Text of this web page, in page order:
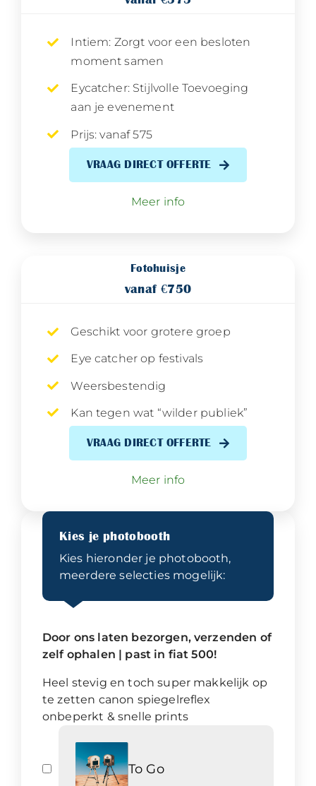
Intiem: Zorgt voor een besloten
moment samen
Eycatcher: Stijlvolle Toevoeging
aan je evenement
Prijs: vanaf 575
VRAAG DIRECT OFFERTE
Meer info
Fotohuisje
vanaf €750
Geschikt voor grotere groep
Eye catcher op festivals
Weersbestendig
Kan tegen wat “wilder publiek”
VRAAG DIRECT OFFERTE
Meer info
Kies je photobooth
Kies hieronder je photobooth,
meerdere selecties mogelijk:
Door ons laten bezorgen, verzenden of
zelf ophalen | past in fiat 500!
Heel stevig en toch super makkelijk op
te zetten canon spiegelreflex
onbeperkt & snelle prints
To Go